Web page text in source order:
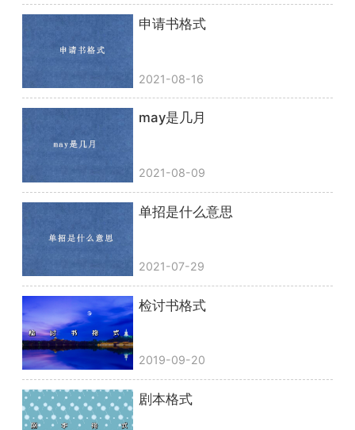
申请书格式
2021-08-16
may是几月
2021-08-09
单招是什么意思
2021-07-29
检讨书格式
2019-09-20
剧本格式